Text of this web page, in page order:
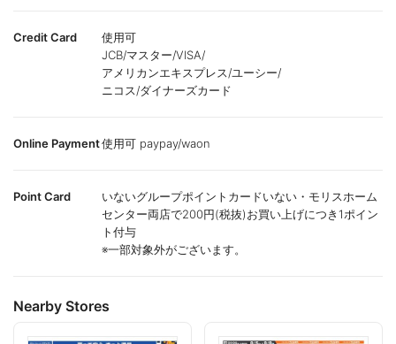
Credit Card
使用可
JCB/マスター/VISA/
アメリカンエキスプレス/ユーシー/
ニコス/ダイナーズカード
Online Payment 使用可 paypay/waon
Point Card
いないグループポイントカードいない・モリスホーム
センター両店で200円(税抜)お買い上げにつき1ポイン
ト付与
※一部対象外がございます。
Nearby Stores